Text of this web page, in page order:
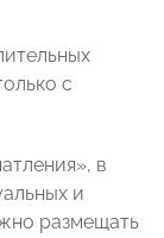
с
в
и
размещать